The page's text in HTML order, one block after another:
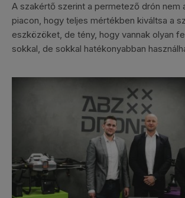
A szakértő szerint a permetező drón nem
piacon, hogy teljes mértékben kiváltsa a
eszközöket, de tény, hogy vannak olyan
sokkal, de sokkal hatékonyabban